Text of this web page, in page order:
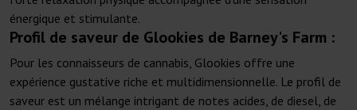
énergique et stimulante.
Profil de saveur de Glookies de Barney's Farm :
Pour les connaisseurs de cannabis, Glookies offre une
expérience gustative riche et multidimensionnelle. Le profil de
saveur est un mélange intrigant de notes acides, de diesel, de